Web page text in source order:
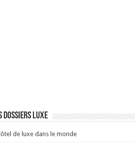
dossiers luxe
de luxe dans le monde